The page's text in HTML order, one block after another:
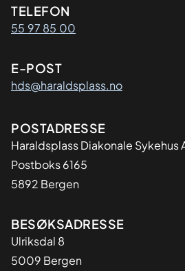
Kontaktinformasjon
TELEFON
55 97 85 00
E-POST
hds@haraldsplass.no
Adresse
POSTADRESSE
Haraldsplass Diakonale Sykehus
Postboks 6165
5892 Bergen
BESØKSADRESSE
Ulriksdal 8
5009 Bergen